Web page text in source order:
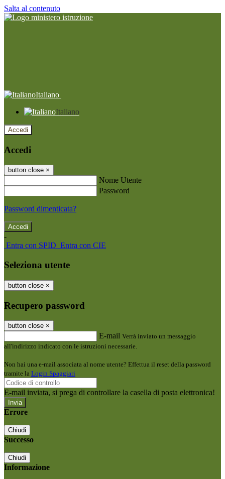
Salta al contenuto
Italiano
Italiano
Accedi
Accedi
button close ×
Nome Utente
Password
Password dimenticata?
-
Entra con SPID Entra con CIE
Seleziona utente
button close ×
Recupero password
button close ×
E-mail Verrà inviato un messaggio
all'indirizzo indicato con le istruzioni necessarie.
Non hai una e-mail associata al nome utente? Effettua il reset della password
tramite la Login Spaggiari
E-mail inviata, si prega di controllare la casella di posta elettronica!
Errore
Chiudi
Successo
Chiudi
Informazione